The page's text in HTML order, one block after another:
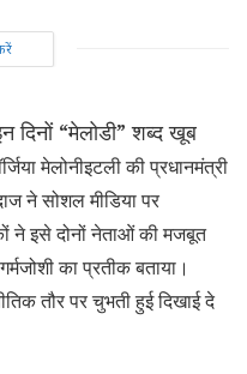
दिनों “मेलोडी” शब्द खूब
मेलोनीइटली की प्रधानमंत्री
ने सोशल मीडिया पर
ने इसे दोनों नेताओं की मजबूत
का प्रतीक बताया।
तौर पर चुभती हुई दिखाई दे